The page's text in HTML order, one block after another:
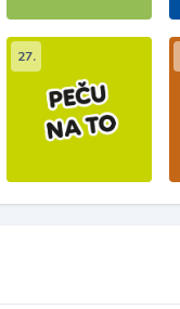
27.